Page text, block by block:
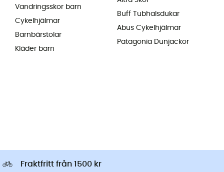
Vandringsskor barn
Cykelhjälmar
Barnbärstolar
Kläder barn
Buff Tubhalsdukar
Abus Cykelhjälmar
Patagonia Dunjackor
Fraktfritt från 1500 kr